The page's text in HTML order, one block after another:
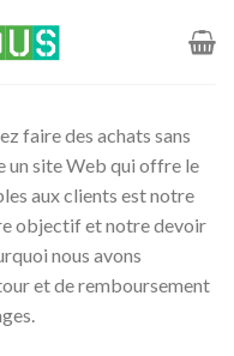
faire des achats sans
un site Web qui offre le
aux clients est notre
objectif et notre devoir
nous avons
et de remboursement